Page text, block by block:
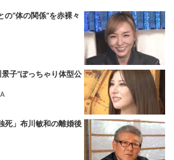
“体の関係”を赤裸々
子”ぽっちゃり体型公
死」布川敏和の離婚後